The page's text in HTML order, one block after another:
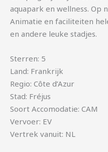
aquapark en wellness. Op
Animatie en faciliteiten
en andere leuke stadjes.
Sterren: 5
Land: Frankrijk
Regio: Côte d’Azur
Stad: Fréjus
Soort Accomodatie: CAM
Vervoer: EV
Vertrek vanuit: NL